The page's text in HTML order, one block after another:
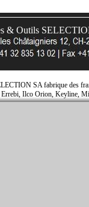
& Outils
SA fabrique des
Ilco Orion, Keyline,